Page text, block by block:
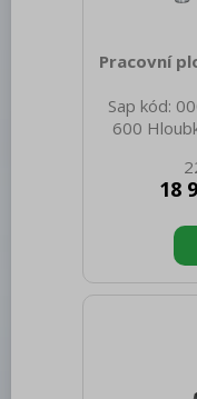
Pracovní
Sap kód:
600
40.20
brutto
Materiál:
opláštění
Vnější barva
18